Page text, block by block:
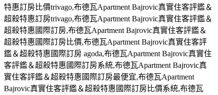
特惠訂房比價trivago,布德瓦Apartment Bajrovic真實住客評鑑＆
超殺特惠訂房trivago,布德瓦Apartment Bajrovic真實住客評鑑＆
超殺特惠國際訂房,布德瓦Apartment Bajrovic真實住客評鑑＆
超殺特惠國際訂房比價,布德瓦Apartment Bajrovic真實住客評
鑑＆超殺特惠國際訂房 agoda,布德瓦Apartment Bajrovic真實住
客評鑑＆超殺特惠國際訂房系統,布德瓦Apartment Bajrovic真
實住客評鑑＆超殺特惠國際訂房最便宜,布德瓦Apartment
Bajrovic真實住客評鑑＆超殺特惠國際訂房比價系統,布德瓦